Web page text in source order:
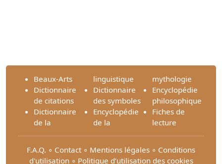
Beaux-Arts
Dictionnaire
de citations
Dictionnaire
de la
linguistique
Dictionnaire
des symboles
Encyclopédie
de la
mythologie
Encyclopédie
philosophique
Fiches de
lecture
F.A.Q. ∘ Contact ∘ Mentions légales ∘ Conditions
d'utilisation∘ Politique d’utilisation des cookies